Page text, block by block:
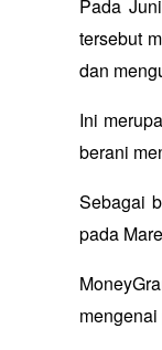
Pada
tersebut
dan
Ini
berani
Sebagai
pada